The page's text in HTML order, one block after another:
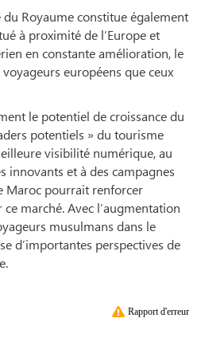
Royaume constitue également
à proximité de l’Europe et
en constante amélioration, le
européens que ceux
le potentiel de croissance du
potentiels » du tourisme
visibilité numérique, au
innovants et à des campagnes
Maroc pourrait renforcer
marché. Avec l’augmentation
musulmans dans le
d’importantes perspectives de
Rapport d'erreur